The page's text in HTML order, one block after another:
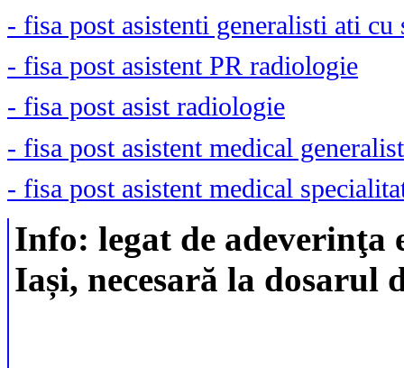
- fisa post asistenti generalisti ati cu
- fisa post asistent PR radiologie
- fisa post asist radiologie
- fisa post asistent medical
- fisa post asistent medical
Info: legat de
Iași, necesară la dosarul